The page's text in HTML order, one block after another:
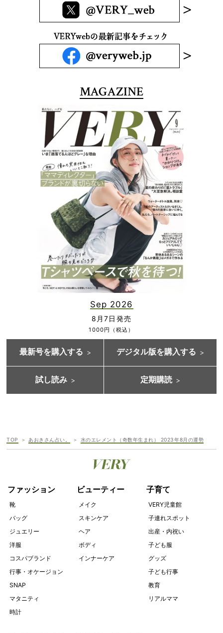
MAGAZINE
Sep 2026
8月7日発売
1000円（税込）
最新号を購入する デジタル版を購入する
試し読み 定期購読
TOP あおきさん占い。 水のエレメント（奇数年生まれ） 2023年8月の運勢
ファッション
靴
バッグ
ジュエリー
洋服
コスパブランド
行事・オケージョン
SNAP
マタニティ
時計
ビューティー
メイク
スキンケア
ヘア
ボディ
インナーケア
子育て
VERY児童館
子連れスポット
出産・内祝い
子ども服
グッズ
子ども行事
教育
リアルママ